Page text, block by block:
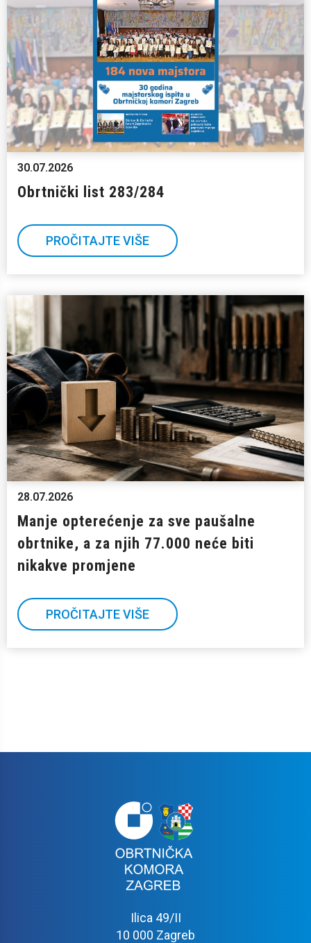
30.07.2026
Obrtnički list 283/284
PROČITAJTE VIŠE
28.07.2026
Manje opterećenje za sve paušalne
obrtnike, a za njih 77.000 neće biti
nikakve promjene
PROČITAJTE VIŠE
Ilica 49/II
10 000 Zagreb